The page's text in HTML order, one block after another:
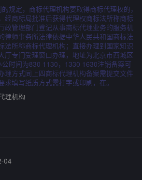
规定，商标代理机构要取得商标代理权的，
经商标局批准后获得代理权商标法所称商标
政管理部门登记从事商标代理业务的服务机
律师事务所法律依据中华人民共和国商标法
法所称商标代理机构；直接办理到国家知识
厅专门受理窗口办理，地址为北京市西城区
时间为830 1130，1330 1630注销备案可
理方式同上四商标代理机构备案需提交文件
求填写纸质方式需打字或印刷，在。
理机构
04